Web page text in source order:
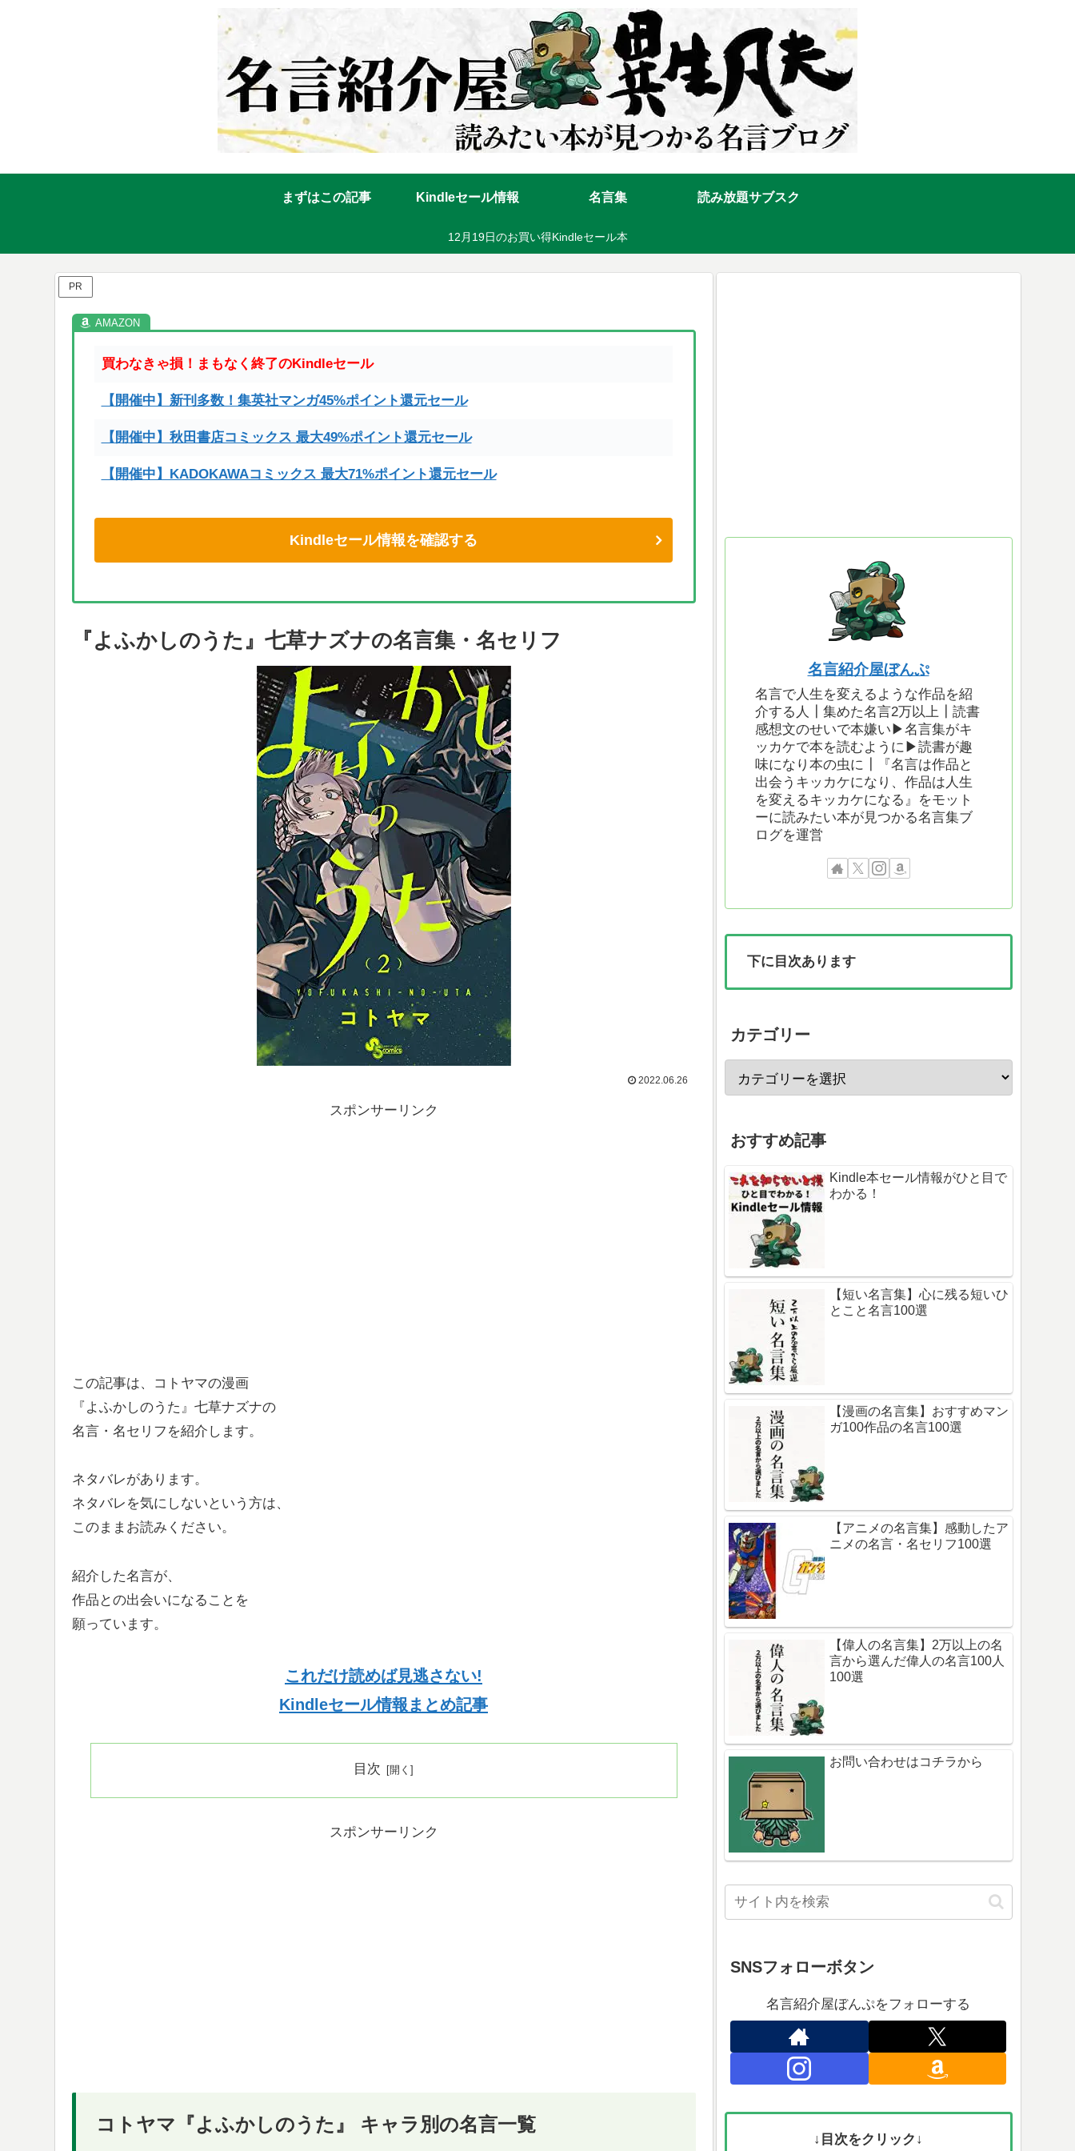
まずはこの記事 Kindleセール情報 名言集 読み放題サブスク
12月19日のお買い得Kindleセール本
PR
買わなきゃ損！まもなく終了のKindleセール
【開催中】新刊多数！集英社マンガ45%ポイント還元セール
【開催中】秋田書店コミックス 最大49%ポイント還元セール
【開催中】KADOKAWAコミックス 最大71%ポイント還元セール
Kindleセール情報を確認する
『よふかしのうた』七草ナズナの名言集・名セリフ
2022.06.26
スポンサーリンク
この記事は、コトヤマの漫画
『よふかしのうた』七草ナズナの
名言・名セリフを紹介します。
ネタバレがあります。
ネタバレを気にしないという方は、
このままお読みください。
紹介した名言が、
作品との出会いになることを
願っています。
これだけ読めば見逃さない!
Kindleセール情報まとめ記事
目次
スポンサーリンク
コトヤマ『よふかしのうた』 キャラ別の名言一覧
名言紹介屋ぼんぷ
名言で人生を変えるような作品を紹
介する人┃集めた名言2万以上┃読書
感想文のせいで本嫌い▶︎名言集がキ
ッカケで本を読むように▶︎読書が趣
味になり本の虫に┃『名言は作品と
出会うキッカケになり、作品は人生
を変えるキッカケになる』をモット
ーに読みたい本が見つかる名言集ブ
ログを運営
下に目次あります
カテゴリー
おすすめ記事
Kindle本セール情報がひと目で
わかる！
【短い名言集】心に残る短いひ
とこと名言100選
【漫画の名言集】おすすめマン
ガ100作品の名言100選
【アニメの名言集】感動したア
ニメの名言・名セリフ100選
【偉人の名言集】2万以上の名
言から選んだ偉人の名言100人
100選
お問い合わせはコチラから
SNSフォローボタン
名言紹介屋ぼんぷをフォローする
↓目次をクリック↓